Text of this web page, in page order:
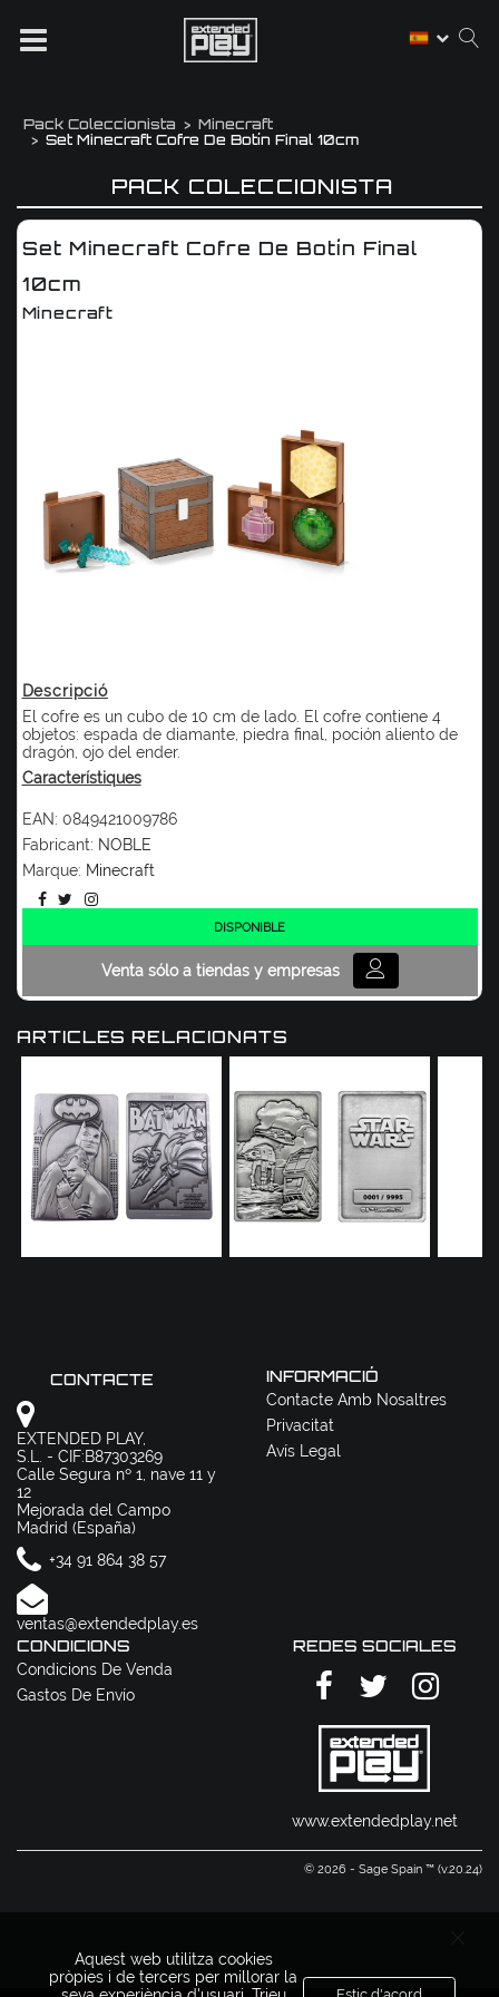
Pack Coleccionista
Minecraft
Set Minecraft Cofre De Botín Final 10cm
PACK COLECCIONISTA
Set Minecraft Cofre De Botín Final
10cm
Minecraft
Descripció
El cofre es un cubo de 10 cm de lado. El cofre contiene 4
objetos: espada de diamante, piedra final, poción aliento de
dragón, ojo del ender.
Característiques
EAN: 0849421009786
Fabricant: NOBLE
Marque: Minecraft
DISPONIBLE
Venta sólo a tiendas y empresas
ARTICLES RELACIONATS
CONTACTE
EXTENDED PLAY,
S.L. - CIF:B87303269
Calle Segura nº 1, nave 11 y
12
Mejorada del Campo
Madrid (España)
+34 91 864 38 57
ventas@extendedplay.es
INFORMACIÓ
Contacte Amb Nosaltres
Privacitat
Avís Legal
CONDICIONS
Condicions De Venda
Gastos De Envío
REDES SOCIALES
www.extendedplay.net
© 2026 - Sage Spain ™ (v.20.24)
Aquest web utilitza cookies
pròpies i de tercers per millorar la